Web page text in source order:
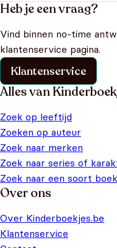
Heb je een vraag?
Vind binnen no-time
klantenservice pagina.
Klantenservice
Alles van
Zoek op leeftijd
Zoeken op auteur
Zoek naar merken
Zoek naar series of
Zoek naar een soort boek
Over ons
Over Kinderboekjes.be
Klantenservice